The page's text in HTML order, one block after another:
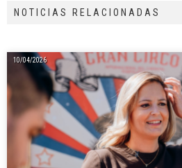
NOTICIAS RELACIONADAS
10/04/2026